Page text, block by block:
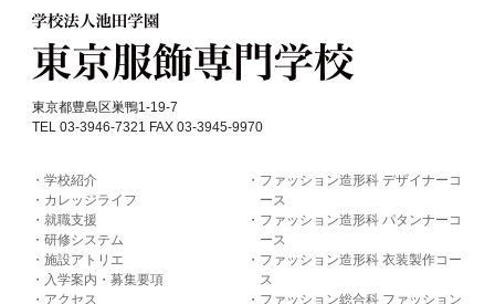
東京都豊島区巣鴨1-19-7
TEL 03-3946-7321 FAX 03-3945-9970
学校紹介
カレッジライフ
就職支援
研修システム
施設アトリエ
入学案内・募集要項
アクセス
ファッション造形科 デザイナーコ
ース
ファッション造形科 パタンナーコ
ース
ファッション造形科 衣装製作コー
ス
ファッション総合科 ファッション